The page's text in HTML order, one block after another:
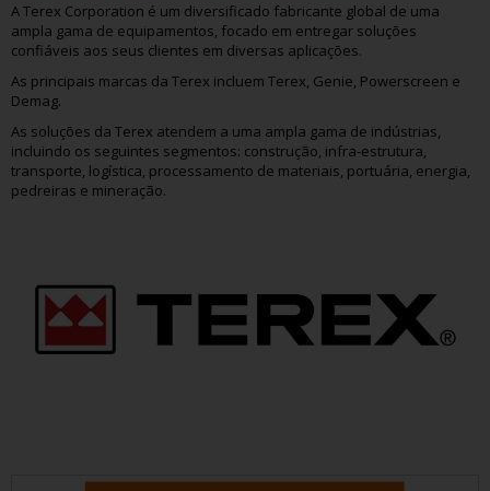
PRODUTOS
MARCAS
SERVIÇOS
CONTACTOS
A Terex Corporation é um diversificado fabricante global de uma
ampla gama de equipamentos, focado em entregar soluções
confiáveis aos seus clientes em diversas aplicações.
As principais marcas da Terex incluem Terex, Genie, Powerscreen e
Demag.
As soluções da Terex atendem a uma ampla gama de indústrias,
incluindo os seguintes segmentos: construção, infra-estrutura,
transporte, logística, processamento de materiais, portuária, energia,
pedreiras e mineração.